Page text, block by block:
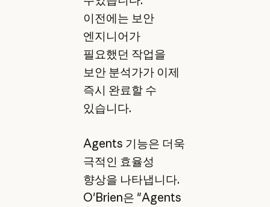
이전에는 보안
엔지니어가
필요했던 작업을
보안 분석가가 이제
즉시 완료할 수
있습니다.
Agents 기능은 더욱
극적인 효율성
향상을 나타냅니다.
O'Brien은 "Agents